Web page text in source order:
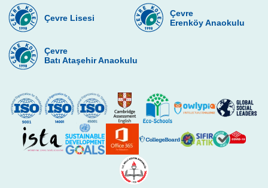
Çevre Lisesi
Çevre
Erenköy Anaokulu
Çevre
Batı Ataşehir Anaokulu